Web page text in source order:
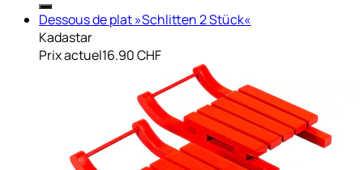
Dessous de plat »Schlitten 2 Stück«
Kadastar
Prix actuel16.90 CHF